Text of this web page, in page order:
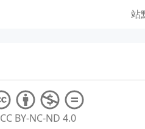
站
CC BY-NC-ND 4.0